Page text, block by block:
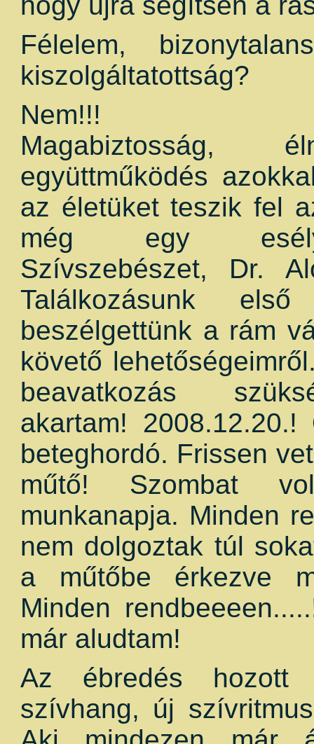
Félelem,
kiszolgáltatottság?
Nem!!!
együttműködés
az életüket teszik fel
még egy
Szívszebészet, Dr.
Találkozásunk
beszélgettünk a rám
követő
beavatkozás
akartam!
beteghordó. Frissen
műtő! Szombat
munkanapja. Minden
nem dolgoztak túl
a műtőbe érkezve
Minden
már aludtam!
Az ébredés hozott
szívhang, új